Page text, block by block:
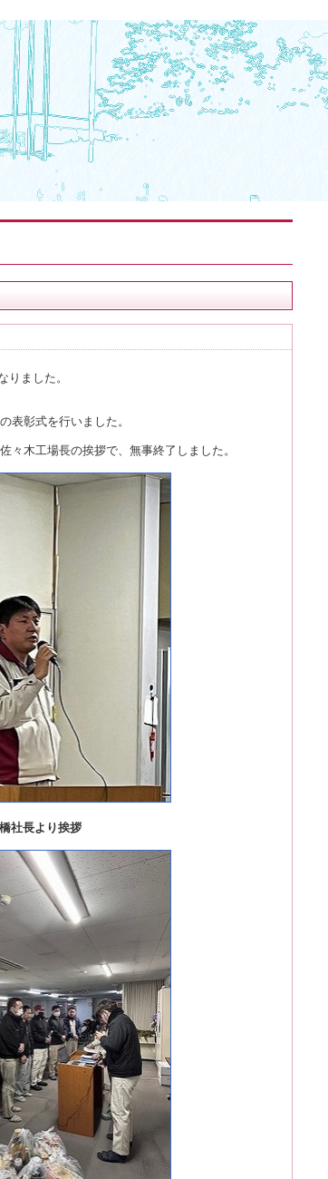
りました。
表彰式を行いました。
々木工場長の挨拶で、無事終了しました。
社長より挨拶